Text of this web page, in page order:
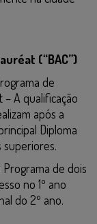
(“BAC”)
de
– A qualificação
após a
Diploma
superiores.
de dois
no 1º ano
do 2º ano.